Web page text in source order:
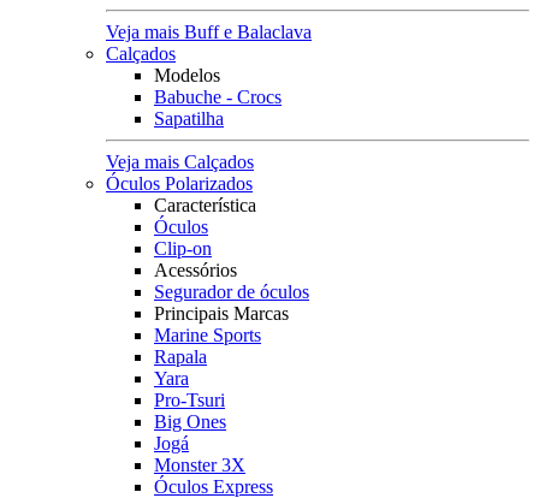
Veja mais Buff e Balaclava
Calçados
Modelos
Babuche - Crocs
Sapatilha
Veja mais Calçados
Óculos Polarizados
Característica
Óculos
Clip-on
Acessórios
Segurador de óculos
Principais Marcas
Marine Sports
Rapala
Yara
Pro-Tsuri
Big Ones
Jogá
Monster 3X
Óculos Express